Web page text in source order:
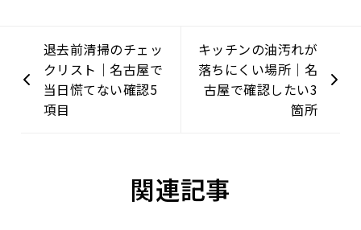
退去前清掃のチェッ
クリスト｜名古屋で
当日慌てない確認5
項目
キッチンの油汚れが
落ちにくい場所｜名
古屋で確認したい3
箇所
関連記事